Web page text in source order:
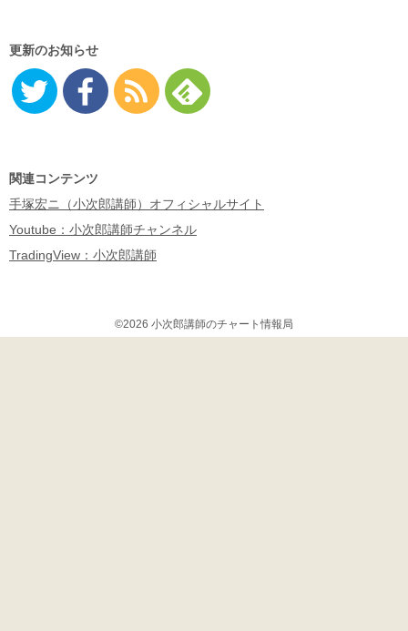
更新のお知らせ
関連コンテンツ
手塚宏ニ（小次郎講師）オフィシャルサイト
Youtube：小次郎講師チャンネル
TradingView：小次郎講師
©2026 小次郎講師のチャート情報局